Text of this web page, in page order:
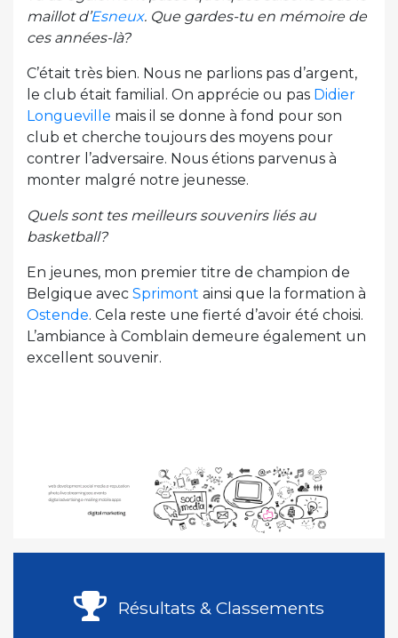
maillot d’Esneux. Que gardes-tu en mémoire de
ces années-là?
C’était très bien. Nous ne parlions pas d’argent,
le club était familial. On apprécie ou pas Didier
Longueville mais il se donne à fond pour son
club et cherche toujours des moyens pour
contrer l’adversaire. Nous étions parvenus à
monter malgré notre jeunesse.
Quels sont tes meilleurs souvenirs liés au
basketball?
En jeunes, mon premier titre de champion de
Belgique avec Sprimont ainsi que la formation à
Ostende. Cela reste une fierté d’avoir été choisi.
L’ambiance à Comblain demeure également un
excellent souvenir.
Résultats & Classements